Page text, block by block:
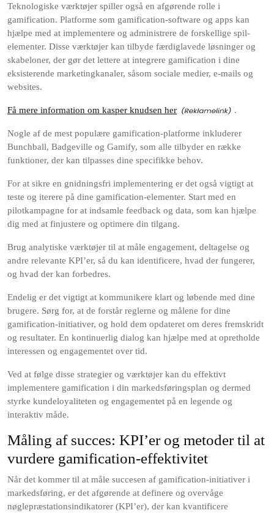
Teknologiske værktøjer spiller også en afgørende rolle i
gamification. Platforme som gamification-software og apps kan
hjælpe med at implementere og administrere de forskellige spil-
elementer. Disse værktøjer kan tilbyde færdiglavede løsninger og
skabeloner, der gør det lettere at integrere gamification i dine
eksisterende marketingkanaler, såsom sociale medier, e-mails og
websites.
Få mere information om kasper knudsen her .
Nogle af de mest populære gamification-platforme inkluderer
Bunchball, Badgeville og Gamify, som alle tilbyder en række
funktioner, der kan tilpasses dine specifikke behov.
For at sikre en gnidningsfri implementering er det også vigtigt at
teste og iterere på dine gamification-elementer. Start med en
pilotkampagne for at indsamle feedback og data, som kan hjælpe
dig med at finjustere og optimere din tilgang.
Brug analytiske værktøjer til at måle engagement, deltagelse og
andre relevante KPI’er, så du kan identificere, hvad der fungerer,
og hvad der kan forbedres.
Endelig er det vigtigt at kommunikere klart og løbende med dine
brugere. Sørg for, at de forstår reglerne og målene for dine
gamification-initiativer, og hold dem opdateret om deres fremskridt
og resultater. En kontinuerlig dialog kan hjælpe med at opretholde
interessen og engagementet over tid.
Ved at følge disse strategier og værktøjer kan du effektivt
implementere gamification i din markedsføringsplan og dermed
styrke kundeloyaliteten og engagementet på en legende og
interaktiv måde.
Måling af succes: KPI’er og metoder til at
vurdere gamification-effektivitet
Når det kommer til at måle succesen af gamification-initiativer i
markedsføring, er det afgørende at definere og overvåge
nøglepræstationsindikatorer (KPI’er), der kan kvantificere